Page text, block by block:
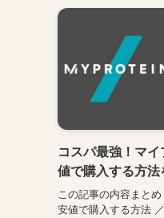
コスパ最強！マ
値で購入する方法
この記事の内容まと
安値で購入する方法